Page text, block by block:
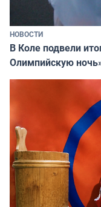
НОВОСТИ
В Коле подвели
Олимпийскую